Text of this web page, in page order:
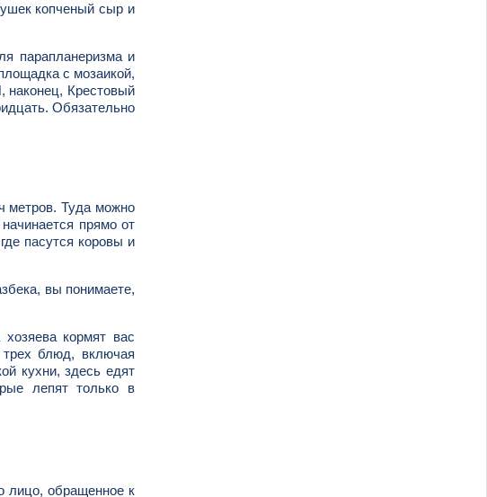
копченый сыр и
парапланеризма и
с мозаикой,
наконец, Крестовый
Обязательно
метров. Туда можно
прямо от
пасутся коровы и
вы понимаете,
кормят вас
блюд, включая
кухни, здесь едят
лепят только в
лицо, обращенное к